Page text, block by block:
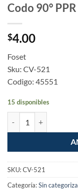
Codo 90°
$4.00
Foset
Sku: CV-521
Codigo: 45551
15 disponibles
SKU:CV-521
Categoría:Sin